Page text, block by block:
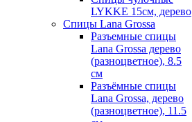
LYKKE 15см, дерево
Спицы Lana Grossa
Разъемные спицы
Lana Grossa дерево
(разноцветное), 8.5
см
Разъёмные спицы
Lana Grossa, дерево
(разноцветное), 11.5